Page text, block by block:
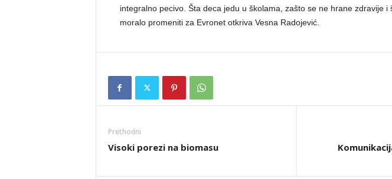
integralno pecivo. Šta deca jedu u školama, zašto se ne hrane zdravije i
moralo promeniti za Evronet otkriva Vesna Radojević.
Prethodni
Visoki porezi na biomasu